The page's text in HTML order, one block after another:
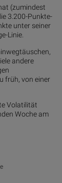
(zumindest
3.200-Punkte-
unter seiner
Linie.
andere
früh, von einer
Volatilität
Woche am